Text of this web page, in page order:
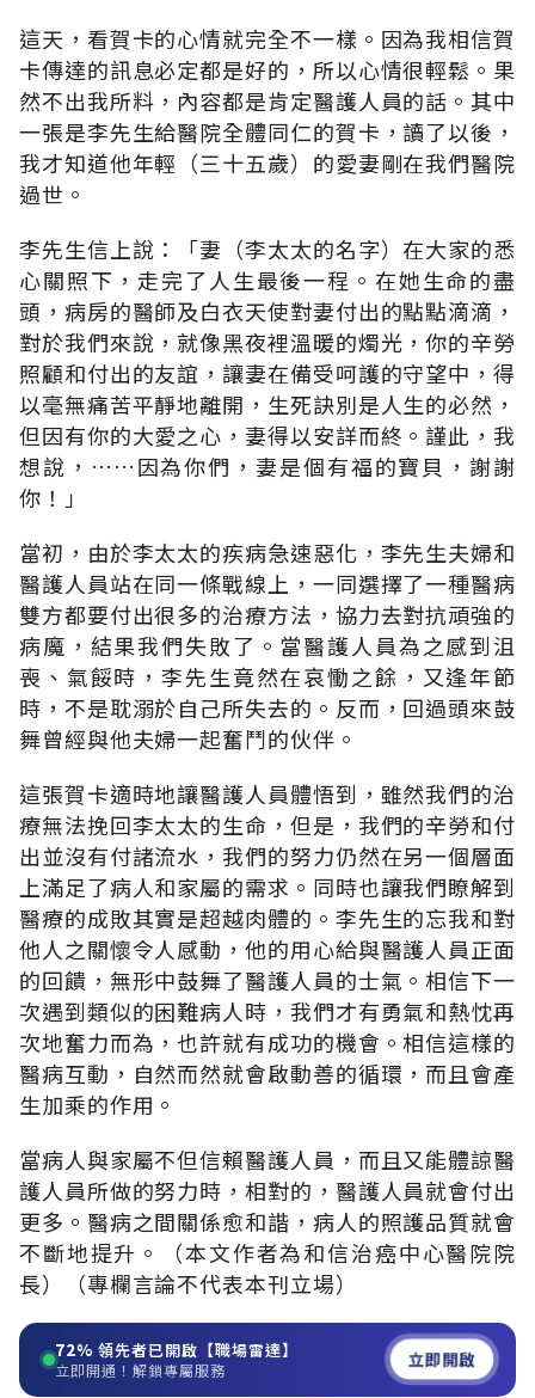
這天，看賀卡的心情就完全不一樣。因為我相信賀
卡傳達的訊息必定都是好的，所以心情很輕鬆。果
然不出我所料，內容都是肯定醫護人員的話。其中
一張是李先生給醫院全體同仁的賀卡，讀了以後，
我才知道他年輕（三十五歲）的愛妻剛在我們醫院
過世。
李先生信上說：「妻（李太太的名字）在大家的悉
心關照下，走完了人生最後一程。在她生命的盡
頭，病房的醫師及白衣天使對妻付出的點點滴滴，
對於我們來說，就像黑夜裡溫暖的燭光，你的辛勞
照顧和付出的友誼，讓妻在備受呵護的守望中，得
以毫無痛苦平靜地離開，生死訣別是人生的必然，
但因有你的大愛之心，妻得以安詳而終。謹此，我
想說，……因為你們，妻是個有福的寶貝，謝謝
你！」
當初，由於李太太的疾病急速惡化，李先生夫婦和
醫護人員站在同一條戰線上，一同選擇了一種醫病
雙方都要付出很多的治療方法，協力去對抗頑強的
病魔，結果我們失敗了。當醫護人員為之感到沮
喪、氣餒時，李先生竟然在哀慟之餘，又逢年節
時，不是耽溺於自己所失去的。反而，回過頭來鼓
舞曾經與他夫婦一起奮鬥的伙伴。
這張賀卡適時地讓醫護人員體悟到，雖然我們的治
療無法挽回李太太的生命，但是，我們的辛勞和付
出並沒有付諸流水，我們的努力仍然在另一個層面
上滿足了病人和家屬的需求。同時也讓我們瞭解到
醫療的成敗其實是超越肉體的。李先生的忘我和對
他人之關懷令人感動，他的用心給與醫護人員正面
的回饋，無形中鼓舞了醫護人員的士氣。相信下一
次遇到類似的困難病人時，我們才有勇氣和熱忱再
次地奮力而為，也許就有成功的機會。相信這樣的
醫病互動，自然而然就會啟動善的循環，而且會產
生加乘的作用。
當病人與家屬不但信賴醫護人員，而且又能體諒醫
護人員所做的努力時，相對的，醫護人員就會付出
更多。醫病之間關係愈和諧，病人的照護品質就會
不斷地提升。（本文作者為和信治癌中心醫院院
長）（專欄言論不代表本刊立場）
72% 領先者已開啟【職場雷達】
立即開通！解鎖專屬服務 立即開啟